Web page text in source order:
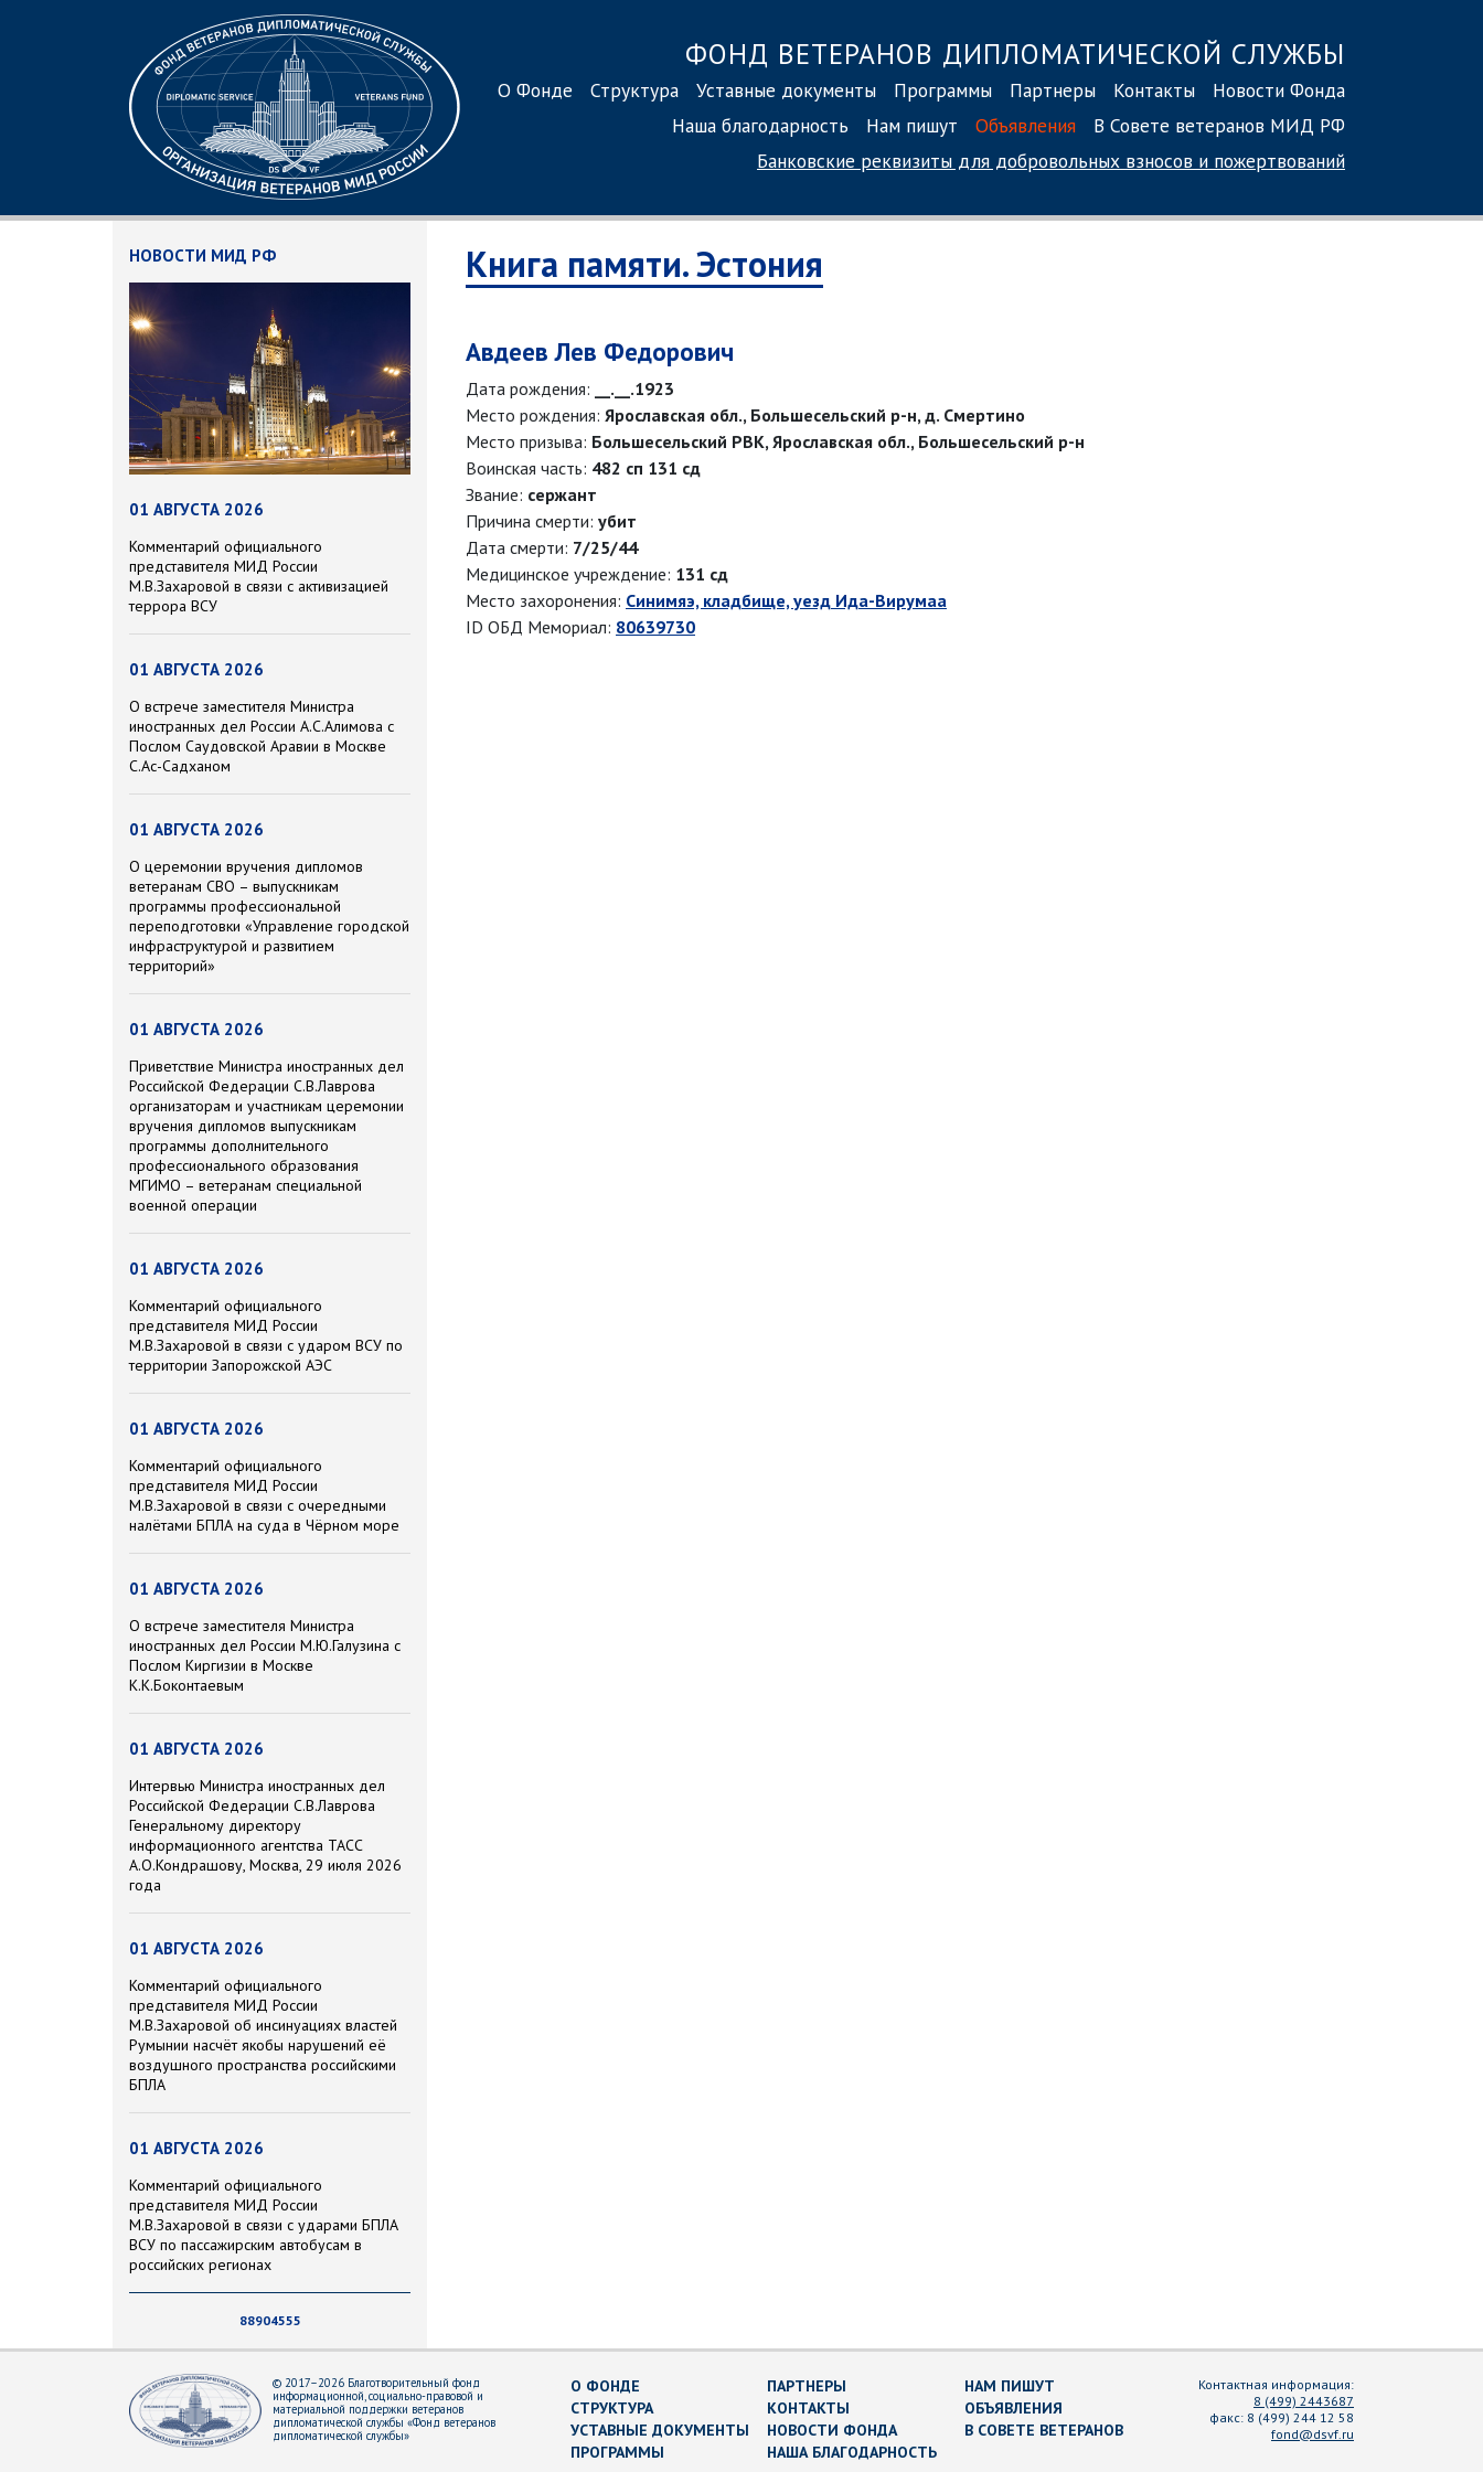
ФОНД ВЕТЕРАНОВ ДИПЛОМАТИЧЕСКОЙ СЛУЖБЫ
О Фонде Структура Уставные документы Программы Партнеры Контакты
Новости Фонда
Наша благодарность
Нам пишут Объявления
В Совете ветеранов МИД РФ
Банковские реквизиты для добровольных взносов и пожертвований
НОВОСТИ МИД РФ
01 АВГУСТА 2026
Комментарий официального
представителя МИД России
М.В.Захаровой в связи с активизацией
террора ВСУ
01 АВГУСТА 2026
О встрече заместителя Министра
иностранных дел России А.С.Алимова с
Послом Саудовской Аравии в Москве
С.Ас-Садханом
01 АВГУСТА 2026
О церемонии вручения дипломов
ветеранам СВО – выпускникам
программы профессиональной
переподготовки «Управление городской
инфраструктурой и развитием
территорий»
01 АВГУСТА 2026
Приветствие Министра иностранных дел
Российской Федерации С.В.Лаврова
организаторам и участникам церемонии
вручения дипломов выпускникам
программы дополнительного
профессионального образования
МГИМО – ветеранам специальной
военной операции
01 АВГУСТА 2026
Комментарий официального
представителя МИД России
М.В.Захаровой в связи с ударом ВСУ по
территории Запорожской АЭС
01 АВГУСТА 2026
Комментарий официального
представителя МИД России
М.В.Захаровой в связи с очередными
налётами БПЛА на суда в Чёрном море
01 АВГУСТА 2026
О встрече заместителя Министра
иностранных дел России М.Ю.Галузина с
Послом Киргизии в Москве
К.К.Боконтаевым
01 АВГУСТА 2026
Интервью Министра иностранных дел
Российской Федерации С.В.Лаврова
Генеральному директору
информационного агентства ТАСС
А.О.Кондрашову, Москва, 29 июля 2026
года
01 АВГУСТА 2026
Комментарий официального
представителя МИД России
М.В.Захаровой об инсинуациях властей
Румынии насчёт якобы нарушений её
воздушного пространства российскими
БПЛА
01 АВГУСТА 2026
Комментарий официального
представителя МИД России
М.В.Захаровой в связи с ударами БПЛА
ВСУ по пассажирским автобусам в
российских регионах
88904555
Книга памяти. Эстония
Авдеев Лев Федорович
Дата рождения:
__.__.1923
Место рождения: Ярославская обл., Большесельский р-н, д. Смертино
Место призыва: Большесельский РВК, Ярославская обл., Большесельский р-н
Воинская часть: 482 сп 131 сд
Звание: сержант
Причина смерти: убит
Дата смерти: 7/25/44
Медицинское учреждение: 131 сд
Место захоронения: Синимяэ, кладбище, уезд Ида-Вирумаа
ID ОБД Мемориал: 80639730
© 2017–2026 Благотворительный фонд
информационной, социально-правовой и
материальной поддержки ветеранов
дипломатической службы «Фонд ветеранов
дипломатической службы»
О ФОНДЕ
СТРУКТУРА
УСТАВНЫЕ ДОКУМЕНТЫ
ПРОГРАММЫ
ПАРТНЕРЫ
КОНТАКТЫ
НОВОСТИ ФОНДА
НАША БЛАГОДАРНОСТЬ
НАМ ПИШУТ
ОБЪЯВЛЕНИЯ
В СОВЕТЕ ВЕТЕРАНОВ
Контактная информация:
8 (499) 2443687
факс: 8 (499) 244 12 58
fond@dsvf.ru